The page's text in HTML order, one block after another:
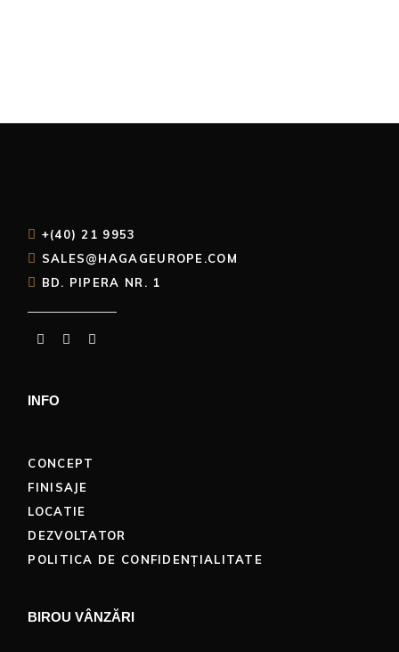
+(40) 21 9953
SALES@HAGAGEUROPE.COM
BD. PIPERA NR. 1
INFO
CONCEPT
FINISAJE
LOCATIE
DEZVOLTATOR
POLITICA DE CONFIDENȚIALITATE
BIROU VÂNZĂRI